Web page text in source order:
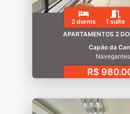
2 dorms 1 suíte
APARTAMENTOS 2
Capão da
Navegantes
R$